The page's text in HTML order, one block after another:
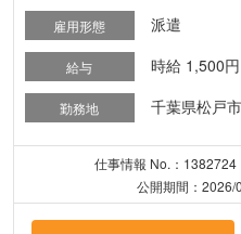
雇用形態 派遣
給与 時給 1,500円
勤務地 千葉県松戸
仕事情報 No.：1382724
公開期間：